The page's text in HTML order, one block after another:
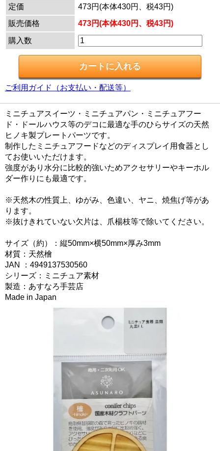
定価
473円(本体430円、税43円)
販売価格
473円(本体430円、税43円)
購入数
ご利用ガイド（お支払い・配送等）
ミニチュアスイーツ・ミニチュアパン・ミニチュアフー
ド・ドールハウス等のデコに最適な手のひらサイズの天然
ヒノキ製プレートパーツです。
制作したミニチュアフードなどのディスプレイ用食器とし
てお使いいただけます。
強度があり水分に比較的強いためアクセサリーやキーホル
ダー作りにも最適です。
※天然木の性質上、ゆがみ、色違い、ヤニ、焼焦げ等があ
ります。
※抜けきれていない欠片は、爪楊枝等で除いてください。
サイズ（約）：縦50mm×横50mm×厚み3mm
材質：天然檜
JAN ：4949137530560
シリーズ：ミニチュア素材
製造：あすなろ手芸店
Made in Japan